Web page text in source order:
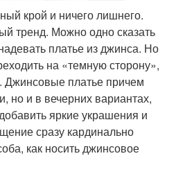
крой и ничего лишнего.
тренд. Можно одно сказать
платье из джинса. Но
на «темную сторону»,
Джинсовые платье причем
но и в вечерних вариантах,
яркие украшения и
сразу кардинально
как носить джинсовое